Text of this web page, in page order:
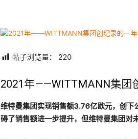
帖子浏览量： 220
2021年——WITTMANN集团
维特曼集团实现销售额3.76亿欧元，创下
碍了销售额进一步提升，但维特曼集团对